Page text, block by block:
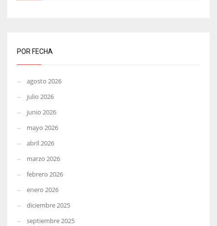
POR FECHA
agosto 2026
julio 2026
junio 2026
mayo 2026
abril 2026
marzo 2026
febrero 2026
enero 2026
diciembre 2025
septiembre 2025